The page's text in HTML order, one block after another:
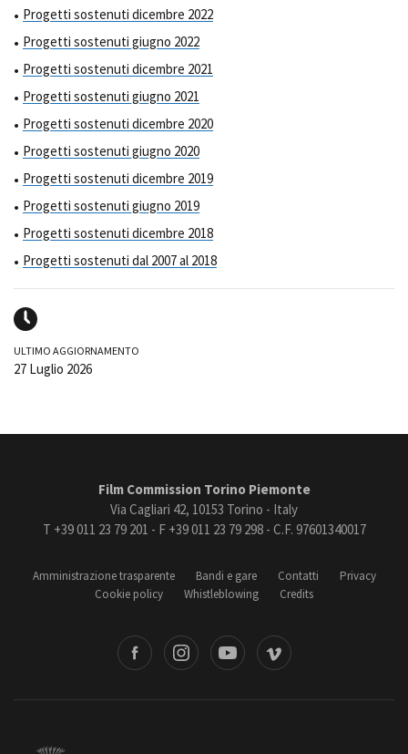
Progetti sostenuti dicembre 2022
Progetti sostenuti giugno 2022
Progetti sostenuti dicembre 2021
Progetti sostenuti giugno 2021
Progetti sostenuti dicembre 2020
Progetti sostenuti giugno 2020
Progetti sostenuti dicembre 2019
Progetti sostenuti giugno 2019
Progetti sostenuti dicembre 2018
Progetti sostenuti dal 2007 al 2018
ULTIMO AGGIORNAMENTO
27 Luglio 2026
Film Commission Torino Piemonte
Via Cagliari 42, 10153 Torino - Italy
T +39 011 23 79 201 - F +39 011 23 79 298 - C.F. 97601340017
Amministrazione trasparente Bandi e gare Contatti
Privacy
Cookie policy
Whistleblowing Credits
Vimeo